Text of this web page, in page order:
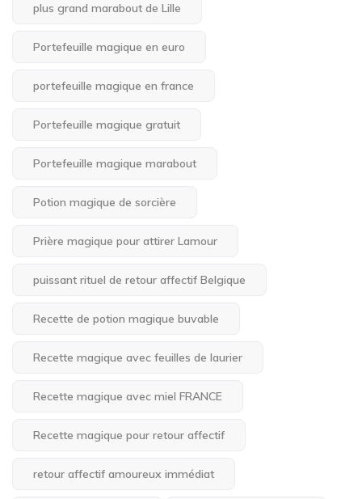
plus grand marabout de Lille
Portefeuille magique en euro
portefeuille magique en france
Portefeuille magique gratuit
Portefeuille magique marabout
Potion magique de sorcière
Prière magique pour attirer Lamour
puissant rituel de retour affectif Belgique
Recette de potion magique buvable
Recette magique avec feuilles de laurier
Recette magique avec miel FRANCE
Recette magique pour retour affectif
retour affectif amoureux immédiat